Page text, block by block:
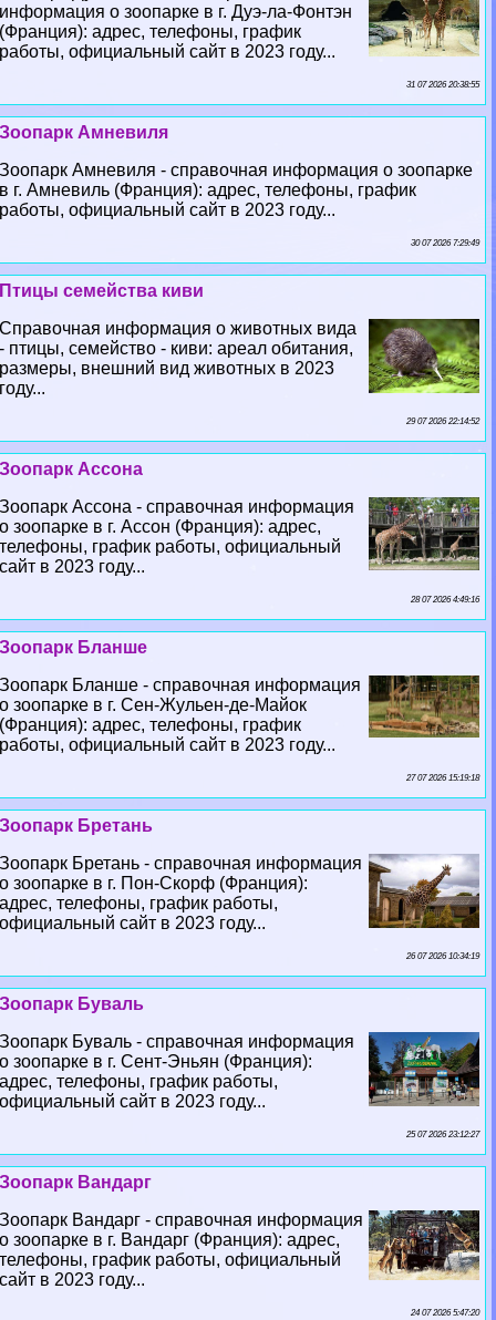
информация о зоопарке в г. Дуэ-ла-Фонтэн
(Франция): адрес, телефоны, график
работы, официальный сайт в 2023 году...
31 07 2026 20:38:55
Зоопарк Амневиля
Зоопарк Амневиля - справочная информация о зоопарке
в г. Амневиль (Франция): адрес, телефоны, график
работы, официальный сайт в 2023 году...
30 07 2026 7:29:49
Птицы семейства киви
Справочная информация о животных вида
- птицы, семейство - киви: ареал обитания,
размеры, внешний вид животных в 2023
году...
29 07 2026 22:14:52
Зоопарк Ассона
Зоопарк Ассона - справочная информация
о зоопарке в г. Ассон (Франция): адрес,
телефоны, график работы, официальный
сайт в 2023 году...
28 07 2026 4:49:16
Зоопарк Бланше
Зоопарк Бланше - справочная информация
о зоопарке в г. Сен-Жульен-де-Майок
(Франция): адрес, телефоны, график
работы, официальный сайт в 2023 году...
27 07 2026 15:19:18
Зоопарк Бретань
Зоопарк Бретань - справочная информация
о зоопарке в г. Пон-Скорф (Франция):
адрес, телефоны, график работы,
официальный сайт в 2023 году...
26 07 2026 10:34:19
Зоопарк Буваль
Зоопарк Буваль - справочная информация
о зоопарке в г. Сент-Эньян (Франция):
адрес, телефоны, график работы,
официальный сайт в 2023 году...
25 07 2026 23:12:27
Зоопарк Вандарг
Зоопарк Вандарг - справочная информация
о зоопарке в г. Вандарг (Франция): адрес,
телефоны, график работы, официальный
сайт в 2023 году...
24 07 2026 5:47:20